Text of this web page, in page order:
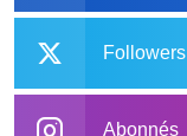
Followers
Abonnés